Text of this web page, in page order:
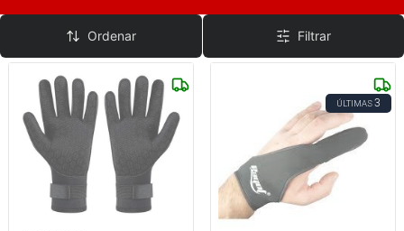
Guantes De Buceo
Ordenar Filtrar
ÚLTIMAS3